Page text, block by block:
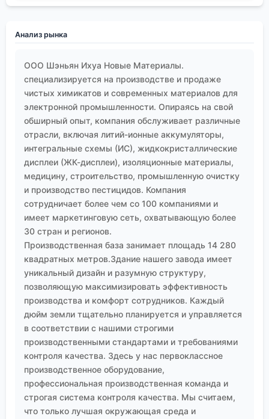
вспенивают. Но пока это больше лабораторные
консерватизм велик: менять проверенную схему
реагентов на новую, непроверенную в
промышленных объемах, — огромный риск.
Внедрение идет медленно, шаг за шагом.
Вместо заключения: ремесло, а не магия
Так что, возвращаясь к началу. Флотационный
агент— это не панацея и не абстрактная
химическая формула. Это практический
инструмент, эффективность которого на 30%
определяется его составом, а на 70% — умением
технолога вписать его в конкретные условия:
данную руду, данную воду, данную аппаратурную
схему и данную экономическую ситуацию. Это
ремесло, основанное на опыте, наблюдательности
и готовности к нестандартным решениям. Иногда
решение лежит не в увеличении дозы, а в смене
поставщика на того, кто гарантирует чистоту, как
та жеООО Шэньян Ихуав своей нише, или в
подогреве воды, или в изменении точки
дозирования. Главное — не относиться к реагенту
как к магическому эликсиру, а видеть его как одну
из многих переменных в сложном уравнении
флотации. И постоянно это уравнение решать
заново.
Анализ рынка
ООО Шэньян Ихуа Новые Материалы.
специализируется на производстве и продаже
чистых химикатов и современных материалов для
электронной промышленности. Опираясь на свой
обширный опыт, компания обслуживает различные
отрасли, включая литий-ионные аккумуляторы,
интегральные схемы (ИС), жидкокристаллические
дисплеи (ЖК-дисплеи), изоляционные материалы,
медицину, строительство, промышленную очистку
и производство пестицидов. Компания
сотрудничает более чем со 100 компаниями и
имеет маркетинговую сеть, охватывающую более
30 стран и регионов.
Производственная база занимает площадь 14 280
квадратных метров.Здание нашего завода имеет
уникальный дизайн и разумную структуру,
позволяющую максимизировать эффективность
производства и комфорт сотрудников. Каждый
дюйм земли тщательно планируется и управляется
в соответствии с нашими строгими
производственными стандартами и требованиями
контроля качества. Здесь у нас первоклассное
производственное оборудование,
профессиональная производственная команда и
строгая система контроля качества. Мы считаем,
что только лучшая окружающая среда и